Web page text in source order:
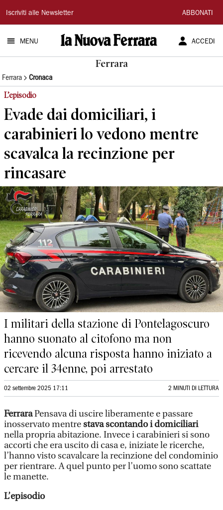
La
Nuova
Ferrara
Iscriviti alle Newsletter ABBONATI
MENU ACCEDI
Ferrara
Ferrara Cronaca
L’episodio
Evade dai domiciliari, i
carabinieri lo vedono mentre
scavalca la recinzione per
rincasare
I militari della stazione di Pontelagoscuro
hanno suonato al citofono ma non
ricevendo alcuna risposta hanno iniziato a
cercare il 34enne, poi arrestato
02 settembre 2025 17:11 2 MINUTI DI LETTURA
FerraraPensava di uscire liberamente e passare
inosservato mentrestava scontando i domiciliari
nella propria abitazione. Invece i carabinieri si sono
accorti che era uscito di casa e, iniziate le ricerche,
l’hanno visto scavalcare la recinzione del condominio
per rientrare. A quel punto per l’uomo sono scattate
le manette.
L’episodio